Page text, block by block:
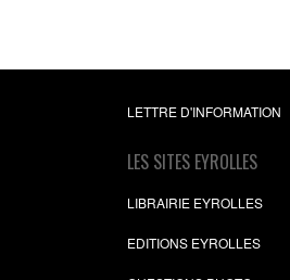
LETTRE D'INFORMATION
LES SITES EYROLLES
LIBRAIRIE EYROLLES
EDITIONS EYROLLES